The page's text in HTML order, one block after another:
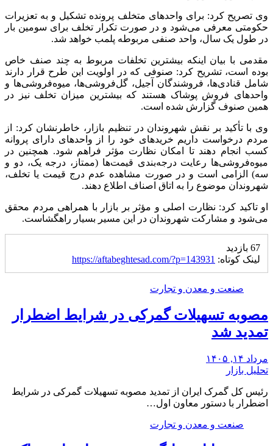
وی تصریح کرد: برای واحدهای متخلف پرونده تشکیل و به تعزیرات
حکومتی معرفی می‌شود و در صورت تکرار تخلف برای سومین بار
در طول یک سال، واحد صنفی مربوطه پلمب خواهد شد.
مقدمی با بیان اینکه بیشترین تخلفات مربوط به چند صنف خاص
بوده است، تشریح کرد: صنوفی که در اولویت این طرح قرار دارند
شامل قنادی‌ها، فروشندگان آجیل، گل‌فروشی‌ها، میوه‌فروشی‌ها و
واحدهای فروش پوشاک هستند که بیشترین میزان تخلف نیز در
همین صنوف گزارش شده است.
وی با تأکید بر نقش شهروندان در تنظیم بازار، خاطرنشان کرد: از
مردم درخواست داریم خریدهای خود را از واحدهای دارای پروانه
کسب انجام دهند تا امکان نظارت مؤثر فراهم شود. همچنین در
میوه‌فروشی‌ها رعایت درجه‌بندی قیمت‌ها (ممتاز، درجه یک، دو و
سه) الزامی است و در صورت مشاهده عدم درج قیمت یا تخلف،
شهروندان موضوع را به اتاق اصناف اطلاع دهند.
او تاکید کرد: نظارت اصلی و مؤثر بر بازار با همراهی مردم محقق
می‌شود و مشارکت شهروندان در این مسیر بسیار راهگشاست.
67 بازدید
لینک کوتاه: https://aftabeghtesad.com/?p=143931
صنعت و معدن و تجارت
مصوبه تسهیلات گمرکی در شرایط اضطرار
تمدید شد
مرداد ۱۴, ۱۴۰۵
تحلیل بازار
رئیس کل گمرک ایران از تمدید مصوبه تسهیلات گمرکی در شرایط
اضطرار با دستور معاون اول…
صنعت و معدن و تجارت